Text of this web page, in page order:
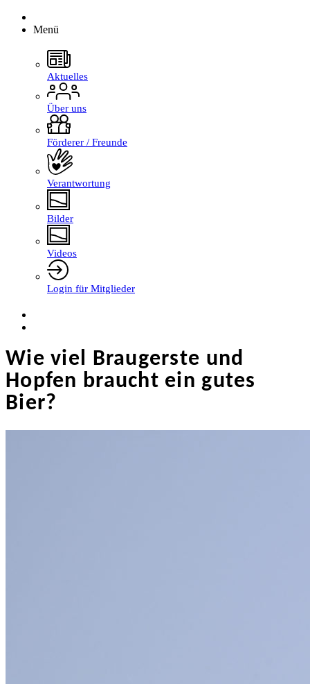
Menü
Aktuelles
Über uns
Förderer / Freunde
Verantwortung
Bilder
Videos
Login für Mitglieder
Wie viel Braugerste und
Hopfen braucht ein gutes
Bier?